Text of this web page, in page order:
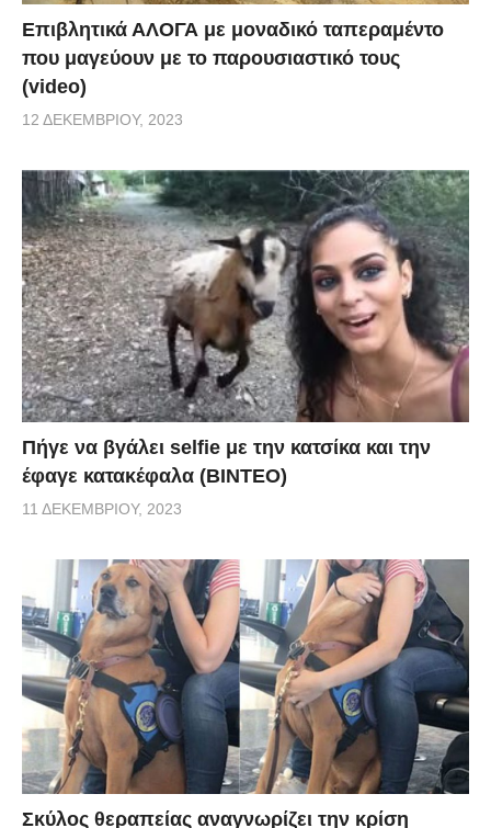
Επιβλητικά ΑΛΟΓΑ με μοναδικό ταπεραμέντο
που μαγεύουν με το παρουσιαστικό τους
(video)
12 ΔΕΚΕΜΒΡΊΟΥ, 2023
Πήγε να βγάλει selfie με την κατσίκα και την
έφαγε κατακέφαλα (ΒΙΝΤΕΟ)
11 ΔΕΚΕΜΒΡΊΟΥ, 2023
Σκύλος θεραπείας αναγνωρίζει την κρίση